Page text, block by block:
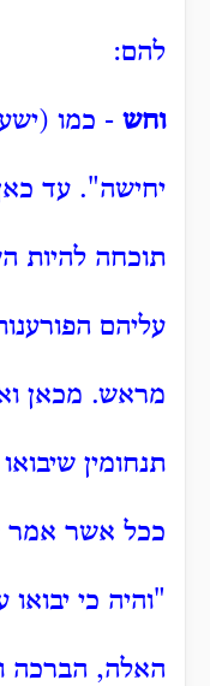
להם:
וחש - כמו
יחישה". עד
תוכחה להיות
עליהם
מראש. מכאן
תנחומין
ככל אשר אמר
"והיה כי יבואו
האלה, הברכה